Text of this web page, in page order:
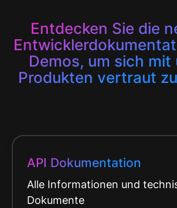
Entdecken Sie die
Demos, um sich mit
Produkten vertraut
API Dokumentation
Alle Informationen und
Dokumente